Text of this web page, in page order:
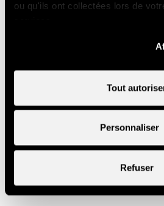
ou qu'ils ont collectées lors de
Tout
Personnaliser
Refuser
Vous voulez mettre votre
formulaire d'inscription !